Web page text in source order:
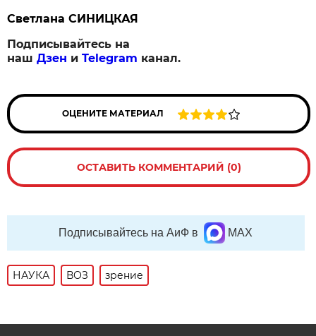
Светлана СИНИЦКАЯ
Подписывайтесь на
нашДзен иTelegram канал.
ОЦЕНИТЕ МАТЕРИАЛ
ОСТАВИТЬ КОММЕНТАРИЙ (0)
Подписывайтесь на АиФ в MAX
НАУКА ВОЗ зрение